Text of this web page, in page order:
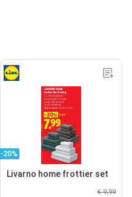
-20%
Livarno home frottier set
€ 9,99